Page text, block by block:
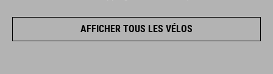
AFFICHER TOUS LES VÉLOS